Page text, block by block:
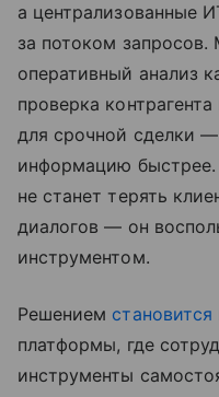
а централизованные
за потоком запросов.
оперативный анализ
проверка
для срочной сделки
информацию быстрее.
не станет терять
диалогов — он
инструментом.
Решением становится
платформы, где
инструменты